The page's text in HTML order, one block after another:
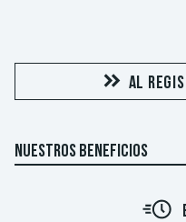
AL
NUESTROS BENEFICIOS